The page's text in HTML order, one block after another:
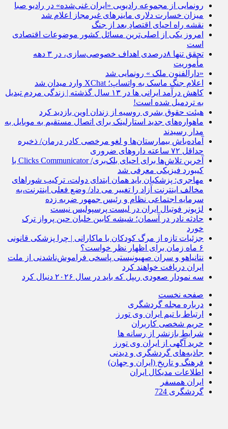
رونمایی از مجموعه رادیویی «ایران غنی‌شده» در رادیو صبا
میزان خسارت دلاری ماینرهای غیرمجاز اعلام شد
نقشه راه احیای اقتصادِ بعد از جنگ
امروز یکی از اصلی‌ترین مسائل کشور موضوعات اقتصادی
است
تحقق تنها ۸درصدی اهداف خصوصی‌سازی، در ۳ دهه
مأموریت
«دارالفنون ملک » رونمایی شد
اعلام جنگ ماسک به واتساپ؛ XChat وارد میدان شد
کاهش درآمد ایرانی‌ ها در ۱۳ سال گذشته | زندگی مردم تبدیل
به تردمیل شده است!
هیئت حقوق بشری روسیه از زندان اوین بازدید کرد
ماهواره‌های جدید استارلینک برای اتصال مستقیم به موبایل به
مدار رسیدند
آماده‌باش بیمارستان‌ها و لغو مرخصی کادر درمان/ ذخیره
حداقل ۷۲ ساعته دارو‌های ضروری
آخرین تلاش‌ها برای احیای بلک‌بری/ Clicks Communicator با
کیبورد فیزیکی معرفی شد
مهاجری: پزشکیان باید همان ابتدای دولت، ترکیب شوراهای
مخالف اینترنت آزاد را تغییر می داد/ وضع فعلی اینترنت،به
سرمایه اجتماعی نظام و رئیس جمهور ضربه زده
لژیونر فوتبال ایران در لیست پرسپولیس نیست
حادثه نادر در آسمان؛ شیشه کابین خلبان حین پرواز ترک
خورد
جزئیات تازه از مرگ کودکان با ماکارانی | چرا پزشکی قانونی
۶ ماه زمان برای اظهار نظر خواست؟
نتانیاهو و سران صهیونیستی پاسخی فراموش‌ناشدنی از ملت
ایران دریافت خواهند کرد
سه نمودار صعودی ریپل که باید در سال ۲۰۲۶ دنبال کرد
صفحه نخست
درباره مجله گردشگری
ارتباط با تیم ایران وی تورز
حریم شخصی کاربران
شرایط بازنشر از رسانه ها
خرید آگهی از ایران وی تورز
جاذبه‌های گردشگری و دیدنی
فرهنگ و تاریخ (ایران و جهان)
اطلاعات مدیکال ایران
ایران همسفر
گردشگری 724